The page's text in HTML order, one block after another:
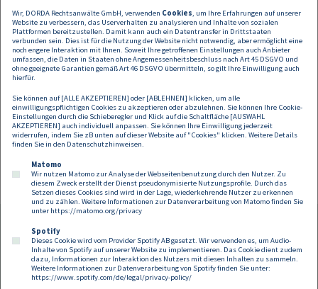
Telemedizin kennt keine Grenzen –
nun aber klare Regeln
Die fortschreitende Digitalisierung macht auch vor der
Medizin nicht halt.
Footer
Kontakt Datenschutz
Impressum
Compliance
Cookies
Wir, DORDA Rechtsanwälte GmbH, verwenden Cookies, um Ihre Erfahrungen auf unserer
Website zu verbessern, das Userverhalten zu analysieren und Inhalte von sozialen
Plattformen bereitzustellen. Damit kann auch ein Datentransfer in Drittstaaten
verbunden sein. Dies ist für die Nutzung der Website nicht notwendig, aber ermöglicht eine
noch engere Interaktion mit Ihnen. Soweit Ihre getroffenen Einstellungen auch Anbieter
umfassen, die Daten in Staaten ohne Angemessenheitsbeschluss nach Art 45 DSGVO und
ohne geeignete Garantien gemäß Art 46 DSGVO übermitteln, so gilt Ihre Einwilligung auch
hierfür.
Sie können auf [ALLE AKZEPTIEREN] oder [ABLEHNEN] klicken, um alle
einwilligungspflichtigen Cookies zu akzeptieren oder abzulehnen. Sie können Ihre Cookie-
Einstellungen durch die Schieberegler und Klick auf die Schaltfläche [AUSWAHL
AKZEPTIEREN] auch individuell anpassen. Sie können Ihre Einwilligung jederzeit
widerrufen, indem Sie zB unten auf dieser Website auf "Cookies" klicken. Weitere Details
finden Sie in den Datenschutzhinweisen.
Matomo
Wir nutzen Matomo zur Analyse der Webseitenbenutzung durch den Nutzer. Zu
diesem Zweck erstellt der Dienst pseudonymisierte Nutzungsprofile. Durch das
Setzen dieses Cookies sind wird in der Lage, wiederkehrende Nutzer zu erkennen
und zu zählen. Weitere Informationen zur Datenverarbeitung von Matomo finden Sie
unter https://matomo.org/privacy
Spotify
Dieses Cookie wird vom Provider Spotify AB gesetzt. Wir verwenden es, um Audio-
Inhalte von Spotify auf unserer Website zu implementieren. Das Cookie dient zudem
dazu, Informationen zur Interaktion des Nutzers mit diesen Inhalten zu sammeln.
Weitere Informationen zur Datenverarbeitung von Spotify finden Sie unter:
https://www.spotify.com/de/legal/privacy-policy/